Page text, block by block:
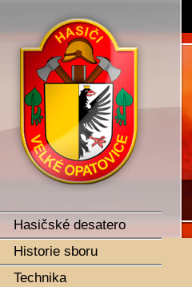
SDH Velké Opatovice
Hasičské desatero
Historie sboru
Technika